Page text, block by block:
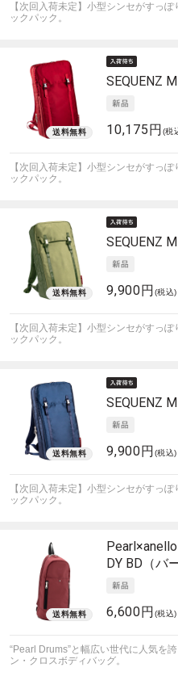
【次回入荷未定】小型シンセがすっ
ックパック。
SEQUENZ
10,175円 (税
【次回入荷未定】小型シンセがすっ
ックパック。
SEQUENZ
9,900円 (税込)
【次回入荷未定】小型シンセがすっ
ックパック。
SEQUENZ
9,900円 (税込)
【次回入荷未定】小型シンセがすっ
ックパック。
Pearl×anello
DY BD（バ
6,600円 (税込)
“Pearl Drums”と幅広い世代に人気を
ン・クロスボディバッグ。